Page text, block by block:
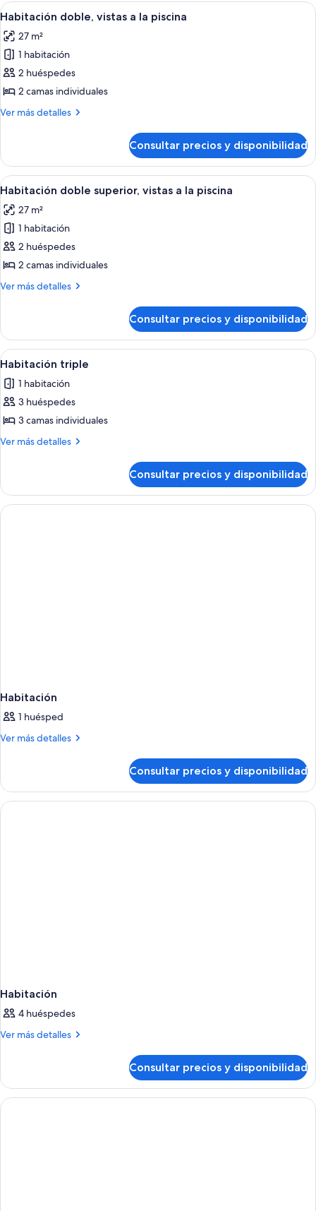
Abrir
todas
las
fotos
de
Habitación
doble,
la
piscina
Un cuarto de hotel con una cama
11
Habitación doble, vistas a la piscina
27 m²
1 habitación
2 huéspedes
2 camas individuales
Ver más detalles
Más
doble,
vistas
a
piscina
Consultar precios y disponibilidad
Abrir
todas
las
fotos
de
Habitación
doble
a
la
piscina
Habitación doble superior, vistas a
6
Habitación doble superior, vistas a la piscina
27 m²
1 habitación
2 huéspedes
2 camas individuales
Ver más detalles
Más
doble
superior,
vistas
la
piscina
Consultar precios y disponibilidad
Abrir
todas
las
fotos
de
Habitación
Habitación triple | Caja fuerte,
6
Habitación triple
1 habitación
3 huéspedes
3 camas individuales
Ver más detalles
Más
triple
Consultar precios y disponibilidad
Habitación
1 huésped
Ver más detalles
Más
Consultar precios y disponibilidad
Habitación
4 huéspedes
Ver más detalles
Más
Consultar precios y disponibilidad